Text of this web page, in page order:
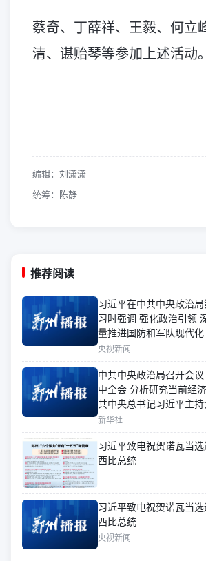
蔡奇、丁薛祥、王毅、何立
清、谌贻琴等参加上述活动。
编辑：刘潇潇
统筹：陈静
推荐阅读
习近平在中共中央政治
习时强调 强化政治引领
量推进国防和军队现代化
央视新闻
中共中央政治局召开会
中全会 分析研究当前经
共中央总书记习近平主持
新华社
习近平致电祝贺诺瓦当
西比总统
习近平致电祝贺诺瓦当
西比总统
央视新闻